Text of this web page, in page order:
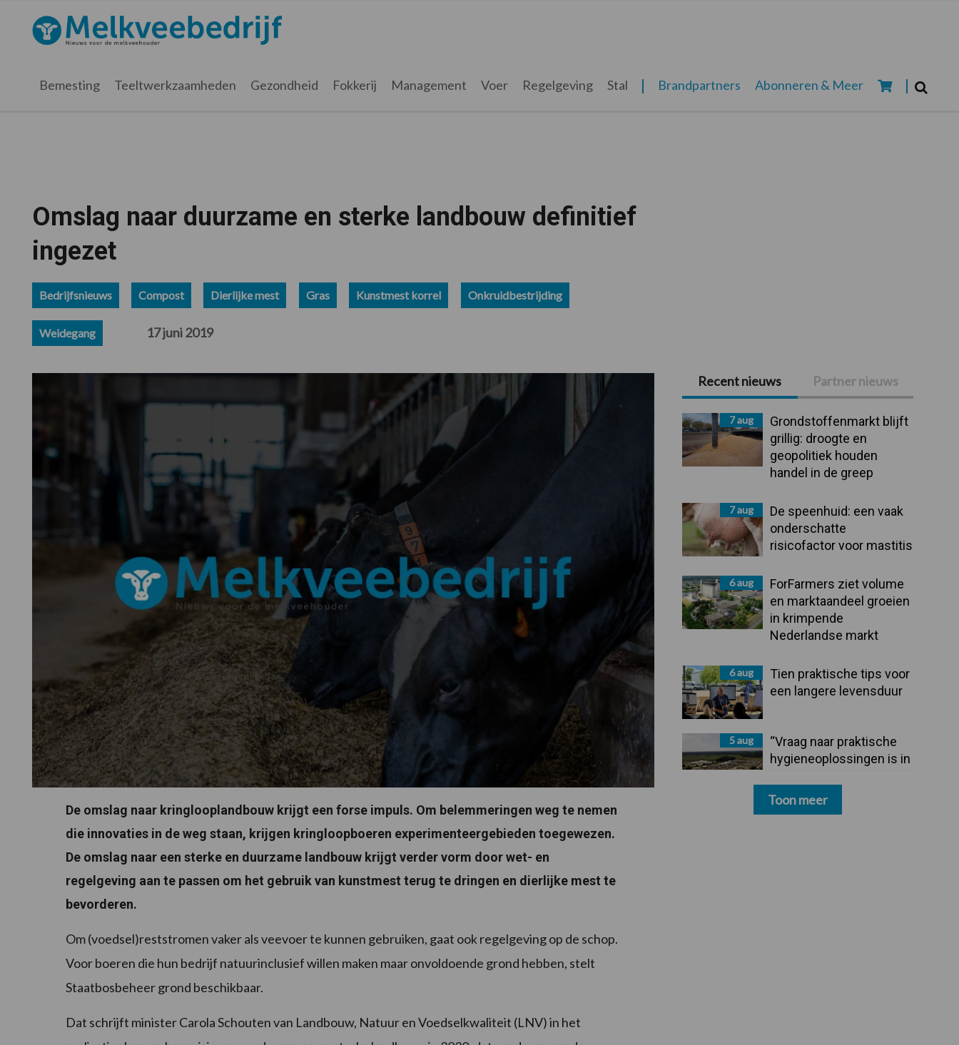
hoofdnavigatie
hoofd
eerste
voettekst
Melkveebedrijf.nl
Bemesting Teeltwerkzaamheden Gezondheid Fokkerij Management Voer Regelgeving Stal Brandpartners Abonneren & Meer
Omslag naar duurzame en sterke landbouw definitief
ingezet
Bedrijfsnieuws Compost Dierlijke mest Gras Kunstmest korrel Onkruidbestrijding
Weidegang 17 juni 2019
De omslag naar kringlooplandbouw krijgt een forse impuls. Om belemmeringen weg te nemen
die innovaties in de weg staan, krijgen kringloopboeren experimenteergebieden toegewezen.
De omslag naar een sterke en duurzame landbouw krijgt verder vorm door wet- en
regelgeving aan te passen om het gebruik van kunstmest terug te dringen en dierlijke mest te
bevorderen.
Om (voedsel)reststromen vaker als veevoer te kunnen gebruiken, gaat ook regelgeving op de schop.
Voor boeren die hun bedrijf natuurinclusief willen maken maar onvoldoende grond hebben, stelt
Staatbosbeheer grond beschikbaar.
Dat schrijft minister Carola Schouten van Landbouw, Natuur en Voedselkwaliteit (LNV) in het
Primaire
Sidebar
Recent nieuws Partner nieuws
7 aug
Grondstoffenmarkt blijft
grillig: droogte en
geopolitiek houden
handel in de greep
7 aug
De speenhuid: een vaak
onderschatte
risicofactor voor mastitis
6 aug
ForFarmers ziet volume
en marktaandeel groeien
in krimpende
Nederlandse markt
6 aug
Tien praktische tips voor
een langere levensduur
5 aug
“Vraag naar praktische
hygieneoplossingen is in
Toon meer